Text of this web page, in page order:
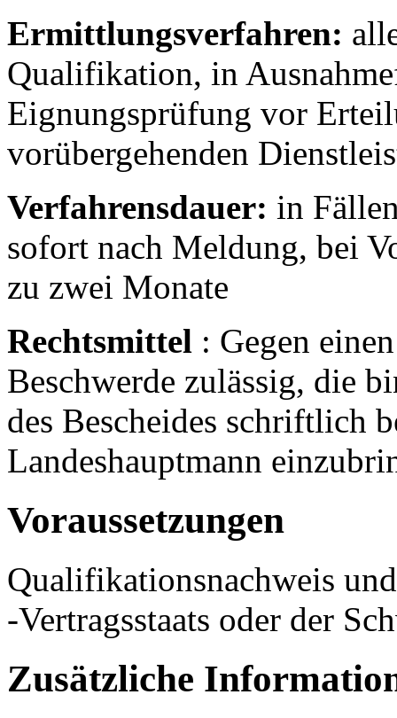
Ermittlungsverfahren:
Qualifikation, in
Eignungsprüfung vor
vorübergehenden
Verfahrensdauer: in
sofort nach Meldung, bei
zu zwei Monate
Rechtsmittel : Gegen
Beschwerde zulässig, die
des Bescheides schriftlich
Landeshauptmann
Voraussetzungen
Qualifikationsnachweis
-Vertragsstaats oder der
Zusätzliche